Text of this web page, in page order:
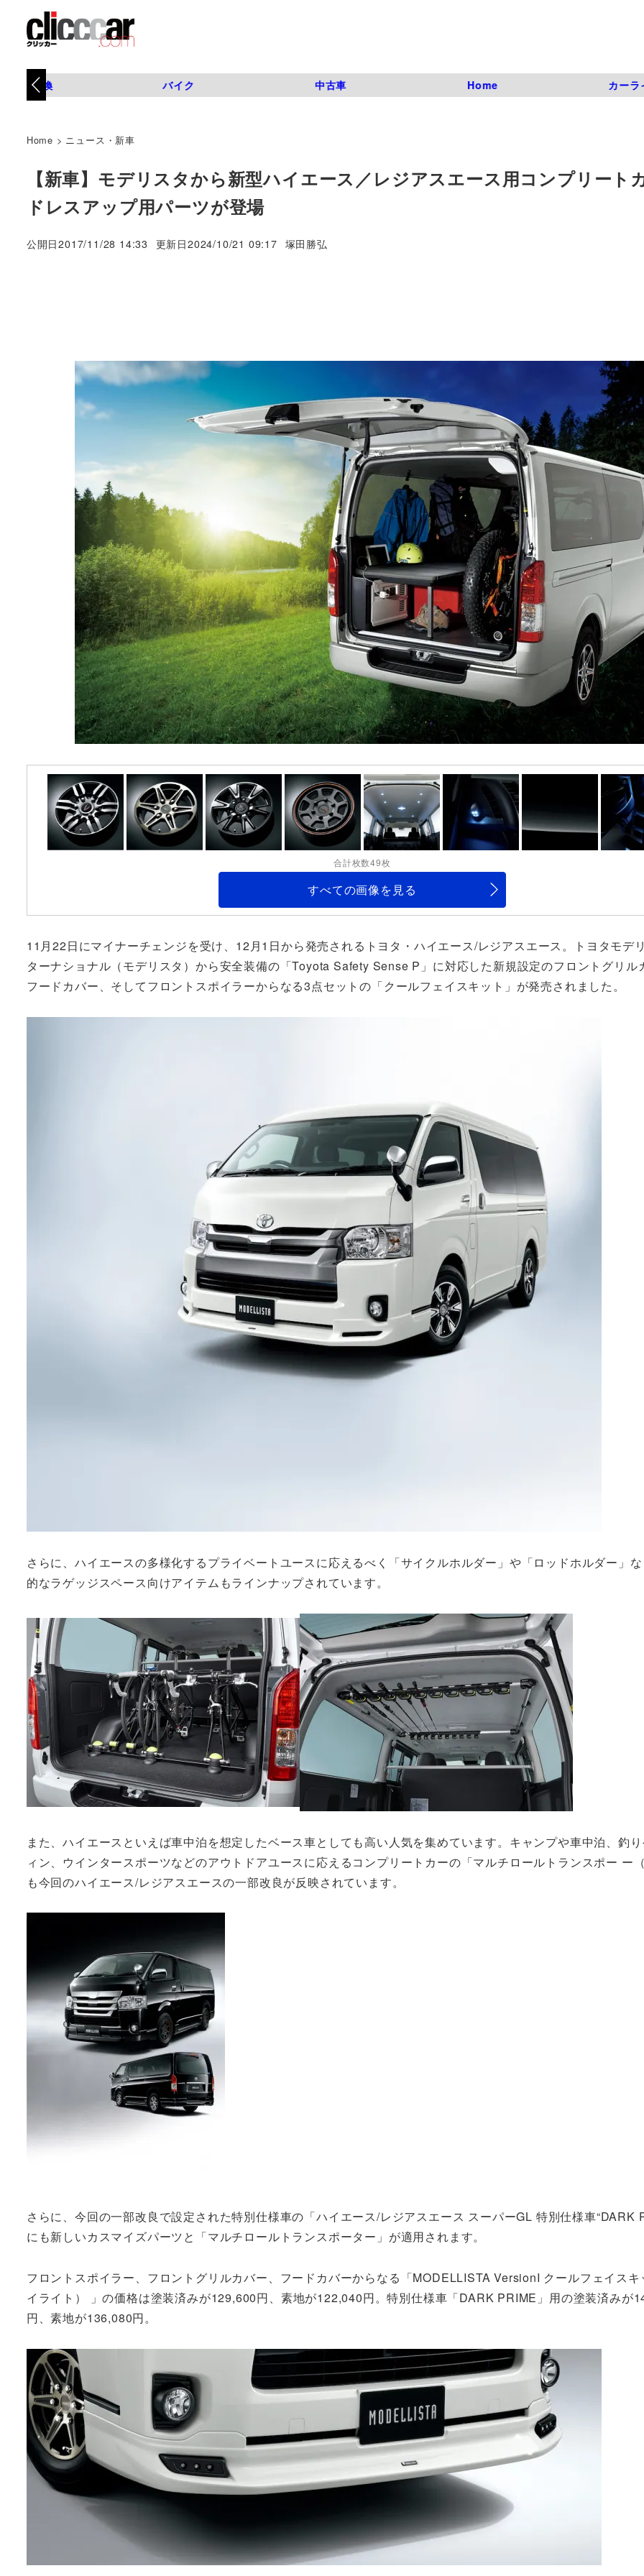
タイヤ交換 バイク 中古車 Home カーラ
Home > ニュース・新車
【新車】モデリスタから新型ハイエース／レジアスエース用コンプリート
ドレスアップ用パーツが登場
公開日2017/11/28 14:33 更新日2024/10/21 09:17 著
塚田勝弘
合計枚数49枚
すべての画像を見る
11月22日にマイナーチェンジを受け、12月1日から発売されるトヨタ・ハイエース/レジアスエース。トヨタモデ
ターナショナル（モデリスタ）から安全装備の「Toyota Safety Sense P」に対応した新規設定のフロントグリル
フードカバー、そしてフロントスポイラーからなる3点セットの「クールフェイスキット」が発売されました。
さらに、ハイエースの多様化するプライベートユースに応えるべく「サイクルホルダー」や「ロッドホルダー」
的なラゲッジスペース向けアイテムもラインナップされています。
また、ハイエースといえば車中泊を想定したベース車としても高い人気を集めています。キャンプや車中泊、釣
ィン、ウインタースポーツなどのアウトドアユースに応えるコンプリートカーの「マルチロールトランスポー ー
も今回のハイエース/レジアスエースの一部改良が反映されています。
さらに、今回の一部改良で設定された特別仕様車の「ハイエース/レジアスエース スーパーGL 特別仕様車“DARK
にも新しいカスマイズパーツと「マルチロールトランスポーター」が適用されます。
フロントスポイラー、フロントグリルカバー、フードカバーからなる「MODELLISTA VersionI クールフェイスキ
イライト） 」の価格は塗装済みが129,600円、素地が122,040円。特別仕様車「DARK PRIME」用の塗装済みが
円、素地が136,080円。